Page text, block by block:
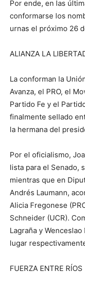
Por ende, en las
conformarse los
urnas el próximo 26
ALIANZA LA
La conforman la
Avanza, el PRO, el
Partido Fe y el
finalmente sellado
la hermana del
Por el oficialismo,
lista para el Senado,
mientras que en
Andrés Laumann,
Alicia Fregonese
Schneider (UCR).
Lagraña y
lugar
FUERZA ENTRE RÍOS